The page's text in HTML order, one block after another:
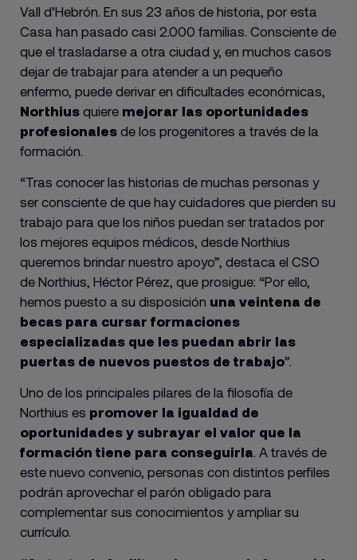
Vall d’Hebrón. En sus 23 años de historia, por esta
Casa han pasado casi 2.000 familias. Consciente de
que el trasladarse a otra ciudad y, en muchos casos
dejar de trabajar para atender a un pequeño
enfermo, puede derivar en dificultades económicas,
Northius quiere mejorar las oportunidades
profesionales de los progenitores a través de la
formación.
“Tras conocer las historias de muchas personas y
ser consciente de que hay cuidadores que pierden su
trabajo para que los niños puedan ser tratados por
los mejores equipos médicos, desde Northius
queremos brindar nuestro apoyo”, destaca el CSO
de Northius, Héctor Pérez, que prosigue: “Por ello,
hemos puesto a su disposición una veintena de
becas para cursar formaciones
especializadas que les puedan abrir las
puertas de nuevos puestos de trabajo”.
Uno de los principales pilares de la filosofía de
Northius es promover la igualdad de
oportunidades y subrayar el valor que la
formación tiene para conseguirla. A través de
este nuevo convenio, personas con distintos perfiles
podrán aprovechar el parón obligado para
complementar sus conocimientos y ampliar su
currículo.